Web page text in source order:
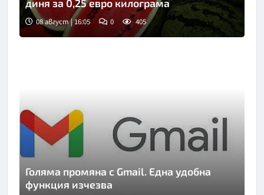
диня за 0,25 евро килограма
08 август | 16:05 0 405
Голяма промяна с Gmail. Една удобна
функция изчезва